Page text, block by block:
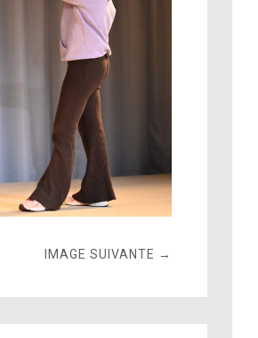
IMAGE SUIVANTE →